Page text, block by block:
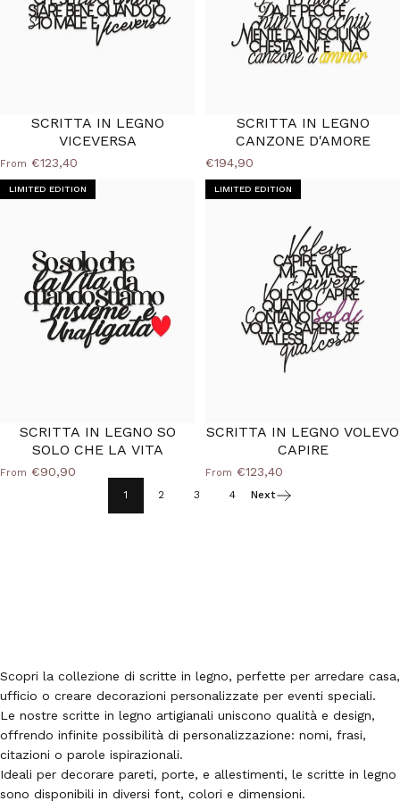
SCRITTA IN LEGNO
VICEVERSA
From €123,40
SCRITTA IN LEGNO
CANZONE D'AMORE
€194,90
LIMITED EDITION
SCRITTA IN LEGNO SO
SOLO CHE LA VITA
From €90,90
LIMITED EDITION
SCRITTA IN LEGNO VOLEVO
CAPIRE
From €123,40
1 2 3 4 Next
Scopri la collezione di scritte in legno, perfette per arredare casa,
ufficio o creare decorazioni personalizzate per eventi speciali.
Le nostre scritte in legno artigianali uniscono qualità e design,
offrendo infinite possibilità di personalizzazione: nomi, frasi,
citazioni o parole ispirazionali.
Ideali per decorare pareti, porte, e allestimenti, le scritte in legno
sono disponibili in diversi font, colori e dimensioni.